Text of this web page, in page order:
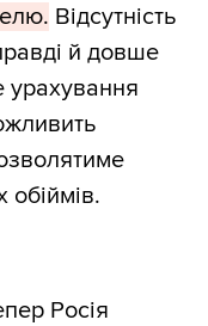
Відсутність
й довше
обіймів.
Росія